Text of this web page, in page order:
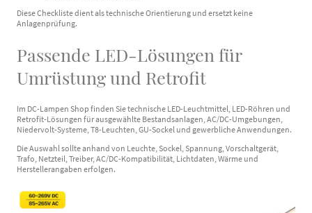
Diese Checkliste dient als technische Orientierung und ersetzt keine
Anlagenprüfung.
Passende LED-Lösungen für
Umrüstung und Retrofit
Im DC-Lampen Shop finden Sie technische LED-Leuchtmittel, LED-Röhren und
Retrofit-Lösungen für ausgewählte Bestandsanlagen, AC/DC-Umgebungen,
Niedervolt-Systeme, T8-Leuchten, GU-Sockel und gewerbliche Anwendungen.
Die Auswahl sollte anhand von Leuchte, Sockel, Spannung, Vorschaltgerät,
Trafo, Netzteil, Treiber, AC/DC-Kompatibilität, Lichtdaten, Wärme und
Herstellerangaben erfolgen.